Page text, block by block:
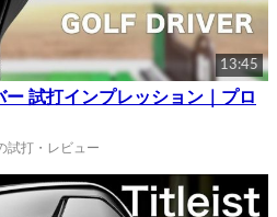
13:45
試打インプレッション｜プロ
試打・レビュー